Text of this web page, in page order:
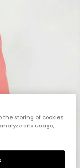
the storing of cookies
site usage,